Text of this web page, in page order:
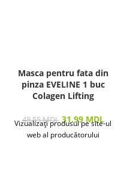
Masca pentru fata din
pinza EVELINE 1 buc
Colagen Lifting
48.55MDL 31.99 MDL
Vizualizați produsul pe site-ul
web al producătorului